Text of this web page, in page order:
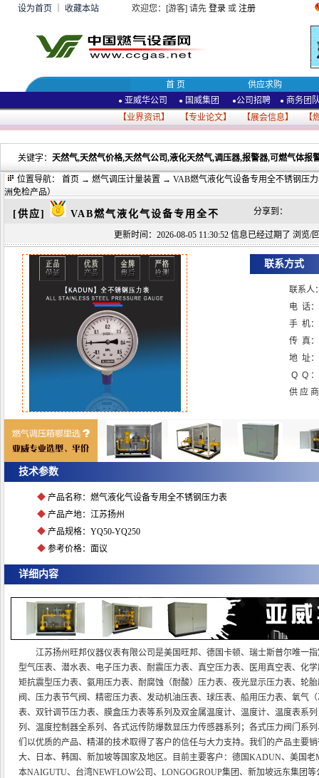
设为首页 收藏本站 欢迎您：[游客] 请先 登录或 注册
首 页 供应求购
● 亚威华公司 ● 国威集团 ●公司招聘 ● 商务团
【业界资讯】 【专业论文】 【展会信息】 【
关键字： 天然气,天然气价格,天然气公司,液化天然气,调压器,报警器,可燃气体
位置导航： 首页 → 燃气调压计量装置 → VAB燃气液化气设备专用全不锈钢压
洲免检产品）
[供应] VAB燃气液化气设备专用全不 分享到：
更新时间：2026-08-05 11:30:52 信息已经过期了 浏览/
点击放大图片
联系方式
联系人
电 话：
手 机：
传 真
地 址：
Q Q ：
供 应
技术参数
◆ 产品名称：燃气液化气设备专用全不锈钢压力表
◆ 产品产地：江苏扬州
◆ 产品规格：YQ50-YQ250
◆ 参考价格：面议
详细内容
江苏扬州旺邦仪器仪表有限公司是美国旺邦、德国卡顿、瑞士斯普尔唯一
型气压表、潜水表、电子压力表、耐震压力表、真空压力表、医用真空表、化
矩抗震型压力表、氨用压力表、耐腐蚀（耐酸）压力表、夜光显示压力表、轮
阀、压力表节气阀、精密压力表、发动机油压表、球压表、船用压力表、氧气
表、双针调节压力表、膜盒压力表等系列及双金属温度计、温度计、温度表系
列、温度控制器全系列、各式远传防爆数显压力传感器系列；各式压力阀门系
们以优质的产品、精湛的技术取得了客户的信任与大力支持。我们的产品主要
大、日本、韩国、新加坡等国家及地区。目前主要客户：德国KADUN、美国
本NAIGUTU、台湾NEWFLOW公司、LONGOGROUP集团、新加坡远东集团